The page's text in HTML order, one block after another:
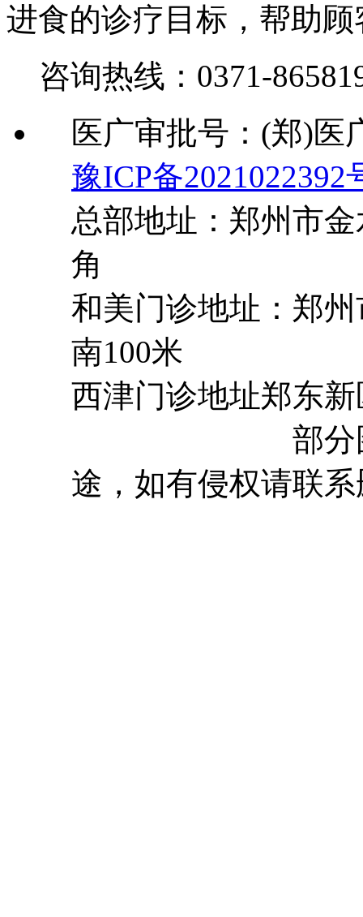
进食的诊疗目标，帮助
咨询热线： 0371-
医广审批号：(郑)医
豫ICP备2021022392
总部地址：郑州市
角
和美门诊地址：郑
南100米
西津门诊地址郑东
部分图片来
途，如有侵